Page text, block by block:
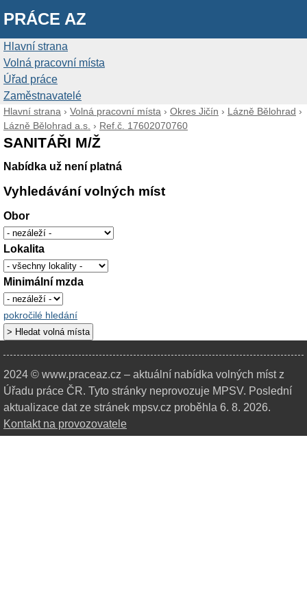
PRÁCE AZ
Hlavní strana
Volná pracovní místa
Úřad práce
Zaměstnavatelé
Hlavní strana › Volná pracovní místa › Okres Jičín › Lázně Bělohrad ›
Lázně Bělohrad a.s. › Ref.č. 17602070760
SANITÁŘI M/Ž
Nabídka už není platná
Vyhledávání volných míst
Obor
Lokalita
Minimální mzda
pokročilé hledání
2024 © www.praceaz.cz – aktuální nabídka volných míst z
Úřadu práce ČR. Tyto stránky neprovozuje MPSV. Poslední
aktualizace dat ze stránek mpsv.cz proběhla 6. 8. 2026.
Kontakt na provozovatele